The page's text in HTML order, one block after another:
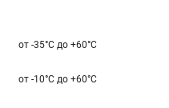
от -35°С до +60°С
от -10°С до +60°С